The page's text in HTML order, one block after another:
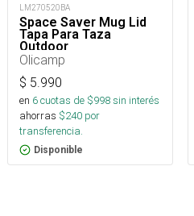
LM270520BA
Space Saver Mug Lid
Tapa Para Taza
Outdoor
Olicamp
$ 5.990
en 6cuotas de $998sin interés
ahorras $240 por
transferencia.
Disponible